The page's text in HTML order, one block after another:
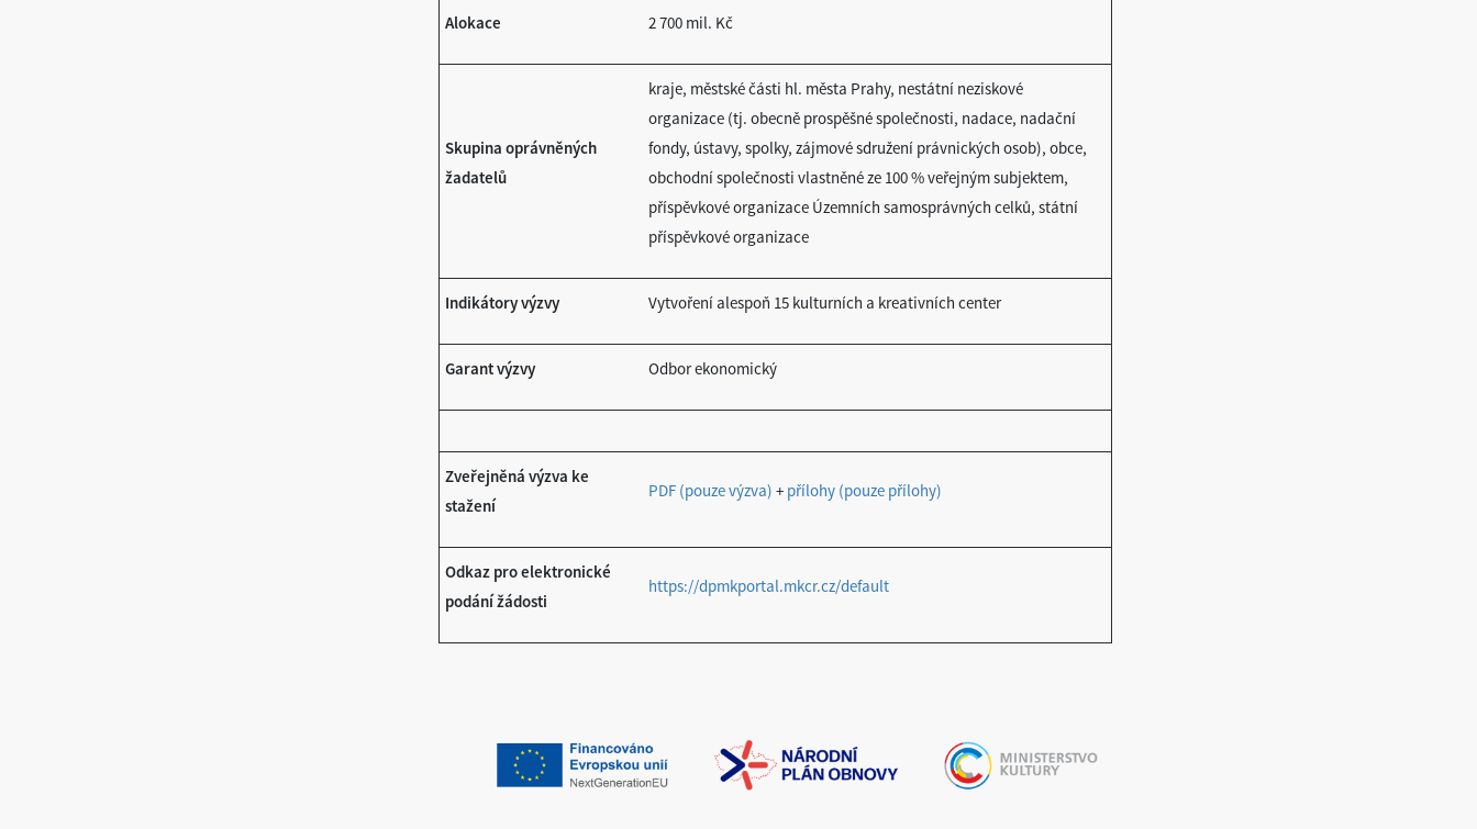
Alokace 2 700 mil. Kč
Skupina oprávněných
žadatelů
kraje, městské části hl. města Prahy, nestátní neziskové
organizace (tj. obecně prospěšné společnosti, nadace, nadační
fondy, ústavy, spolky, zájmové sdružení právnických osob), obce,
obchodní společnosti vlastněné ze 100 % veřejným subjektem,
příspěvkové organizace Územních samosprávných celků, státní
příspěvkové organizace
Indikátory výzvy Vytvoření alespoň 15 kulturních a kreativních center
Garant výzvy Odbor ekonomický
Zveřejněná výzva ke
stažení
PDF (pouze výzva) + přílohy (pouze přílohy)
Odkaz pro elektronické
podání žádosti
https://dpmkportal.mkcr.cz/default